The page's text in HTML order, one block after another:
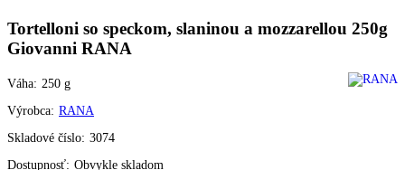
Tortelloni so speckom, slaninou a mozzarellou 250g
Giovanni RANA
Váha: 250 g
Výrobca: RANA
Skladové číslo: 3074
Dostupnosť: Obvykle skladom